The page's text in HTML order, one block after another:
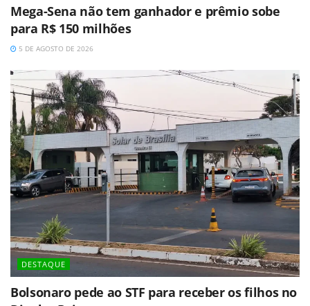
Mega-Sena não tem ganhador e prêmio sobe
para R$ 150 milhões
5 DE AGOSTO DE 2026
DESTAQUE
Bolsonaro pede ao STF para receber os filhos no